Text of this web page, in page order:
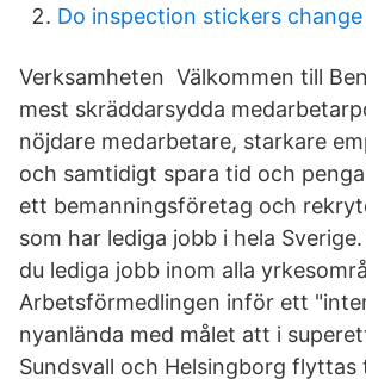
Do inspection stickers
Verksamheten Välkommen till
mest skräddarsydda
nöjdare medarbetare, starkare
och samtidigt spara tid och
ett bemanningsföretag och
som har lediga jobb i hela
du lediga jobb inom alla
Arbetsförmedlingen inför ett
nyanlända med målet att i
Sundsvall och Helsingborg flyttas